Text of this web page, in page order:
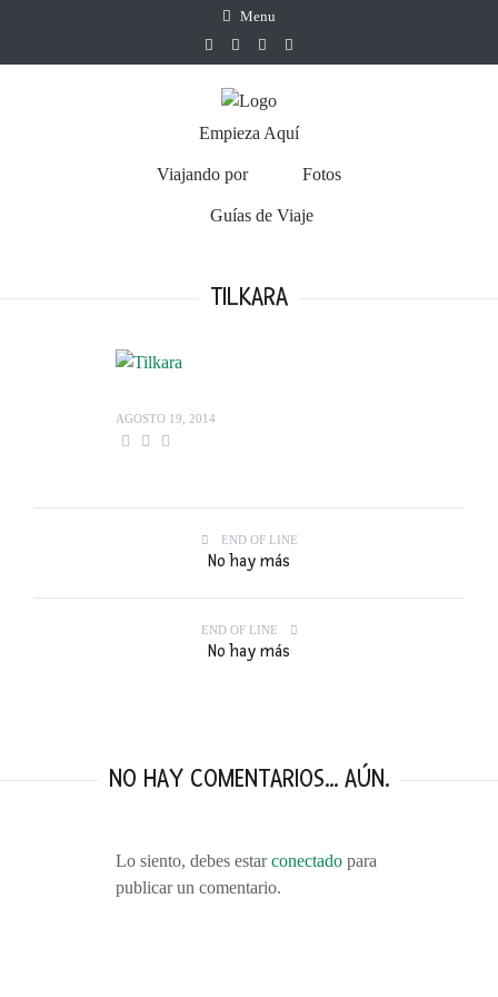
Menu
Empieza Aquí
Viajando por Fotos
Guías de Viaje
TILKARA
AGOSTO 19, 2014
END OF LINE
No hay más
END OF LINE
No hay más
NO HAY COMENTARIOS... AÚN.
Lo siento, debes estarconectado para
publicar un comentario.